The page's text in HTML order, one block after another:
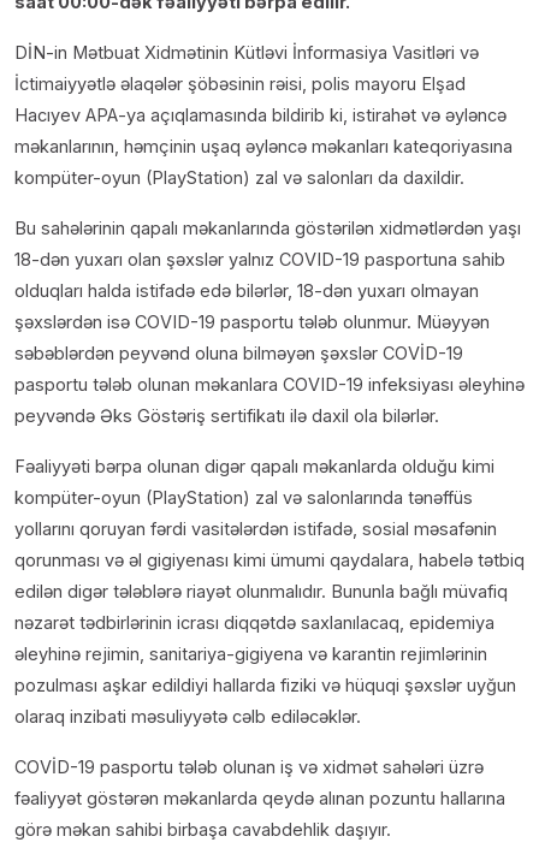
DİN-in Mətbuat Xidmətinin Kütləvi İnformasiya Vasitləri və
İctimaiyyətlə əlaqələr şöbəsinin rəisi, polis mayoru Elşad
Hacıyev APA-ya açıqlamasında bildirib ki, istirahət və əyləncə
məkanlarının, həmçinin uşaq əyləncə məkanları kateqoriyasına
kompüter-oyun (PlayStation) zal və salonları da daxildir.
Bu sahələrinin qapalı məkanlarında göstərilən xidmətlərdən yaşı
18-dən yuxarı olan şəxslər yalnız COVID-19 pasportuna sahib
olduqları halda istifadə edə bilərlər, 18-dən yuxarı olmayan
şəxslərdən isə COVID-19 pasportu tələb olunmur. Müəyyən
səbəblərdən peyvənd oluna bilməyən şəxslər COVİD-19
pasportu tələb olunan məkanlara COVID-19 infeksiyası əleyhinə
peyvəndə Əks Göstəriş sertifikatı ilə daxil ola bilərlər.
Fəaliyyəti bərpa olunan digər qapalı məkanlarda olduğu kimi
kompüter-oyun (PlayStation) zal və salonlarında tənəffüs
yollarını qoruyan fərdi vasitələrdən istifadə, sosial məsafənin
qorunması və əl gigiyenası kimi ümumi qaydalara, habelə tətbiq
edilən digər tələblərə riayət olunmalıdır. Bununla bağlı müvafiq
nəzarət tədbirlərinin icrası diqqətdə saxlanılacaq, epidemiya
əleyhinə rejimin, sanitariya-gigiyena və karantin rejimlərinin
pozulması aşkar edildiyi hallarda fiziki və hüquqi şəxslər uyğun
olaraq inzibati məsuliyyətə cəlb ediləcəklər.
COVİD-19 pasportu tələb olunan iş və xidmət sahələri üzrə
fəaliyyət göstərən məkanlarda qeydə alınan pozuntu hallarına
görə məkan sahibi birbaşa cavabdehlik daşıyır.